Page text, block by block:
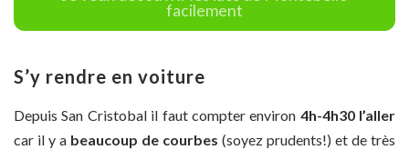
facilement
S’y rendre en voiture
Depuis San Cristobal il faut compter environ 4h-4h30 l’aller
car il y a beaucoup de courbes (soyez prudents!) et de très